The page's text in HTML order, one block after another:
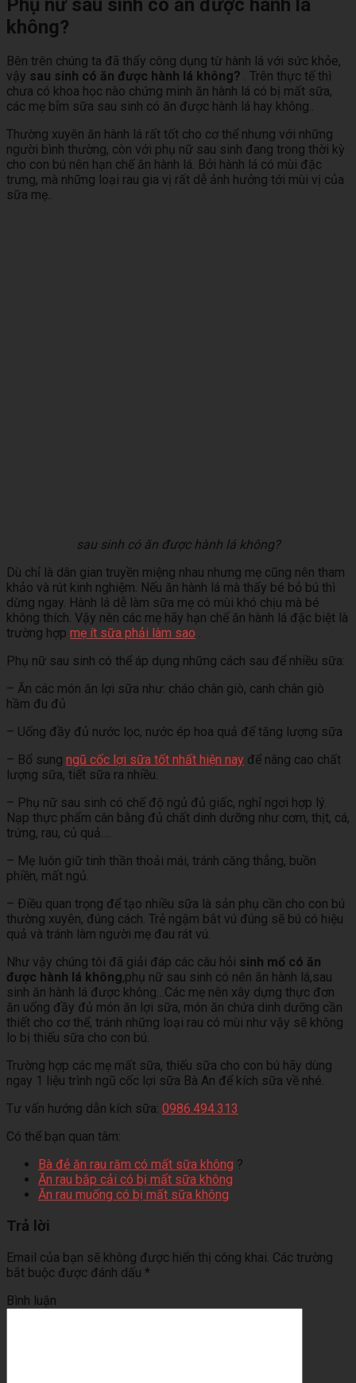
không?
Bên trên chúng ta đã thấy công dụng từ hành lá với sức khỏe,
vậy sau sinh có ăn được hành lá không? . Trên thực tế thì
chưa có khoa học nào chứng minh ăn hành lá có bị mất sữa,
các mẹ bỉm sữa sau sinh có ăn được hành lá hay không..
Thường xuyên ăn hành lá rất tốt cho cơ thể nhưng với những
người bình thường, còn với phụ nữ sau sinh đang trong thời kỳ
cho con bú nên hạn chế ăn hành lá. Bởi hành lá có mùi đặc
trưng, mà những loại rau gia vị rất dễ ảnh hưởng tới mùi vị của
sữa mẹ..
sau sinh có ăn được hành lá không?
Dù chỉ là dân gian truyền miệng nhau nhưng mẹ cũng nên tham
khảo và rút kinh nghiệm. Nếu ăn hành lá mà thấy bé bỏ bú thì
dừng ngay. Hành lá dễ làm sữa mẹ có mùi khó chịu mà bé
không thích. Vậy nên các mẹ hãy hạn chế ăn hành lá đặc biệt là
trường hợp mẹ ít sữa phải làm sao .
Phụ nữ sau sinh có thể áp dụng những cách sau để nhiều sữa:
– Ăn các món ăn lợi sữa như: cháo chân giò, canh chân giò
hầm đu đủ
– Uống đầy đủ nước lọc, nước ép hoa quả để tăng lượng sữa
– Bổ sung ngũ cốc lợi sữa tốt nhất hiện nay để nâng cao chất
lượng sữa, tiết sữa ra nhiều.
– Phụ nữ sau sinh có chế độ ngủ đủ giấc, nghỉ ngơi hợp lý.
Nạp thực phẩm cân bằng đủ chất dinh dưỡng như cơm, thịt, cá,
trứng, rau, củ quả….
– Mẹ luôn giữ tinh thần thoải mái, tránh căng thẳng, buồn
phiền, mất ngủ.
– Ðiều quan trọng để tạo nhiều sữa là sản phụ cần cho con bú
thường xuyên, đúng cách. Trẻ ngậm bắt vú đúng sẽ bú có hiệu
quả và tránh làm người mẹ đau rát vú.
Như vậy chúng tôi đã giải đáp các câu hỏi sinh mổ có ăn
được hành lá không,phụ nữ sau sinh có nên ăn hành lá,sau
sinh ăn hành lá được không…Các mẹ nên xây dựng thực đơn
ăn uống đầy đủ món ăn lợi sữa, món ăn chứa dinh dưỡng cần
thiết cho cơ thể, tránh những loại rau có mùi như vậy sẽ không
lo bị thiếu sữa cho con bú.
Trường hợp các mẹ mất sữa, thiếu sữa cho con bú hãy dùng
ngay 1 liệu trình ngũ cốc lợi sữa Bà An để kích sữa về nhé.
Tư vấn hướng dẫn kích sữa: 0986.494.313
Có thể bạn quan tâm:
Bà đẻ ăn rau răm có mất sữa không ?
Ăn rau bắp cải có bị mất sữa không
Ăn rau muống có bị mất sữa không
Trả lời
Email của bạn sẽ không được hiển thị công khai. Các trường
bắt buộc được đánh dấu *
Bình luận